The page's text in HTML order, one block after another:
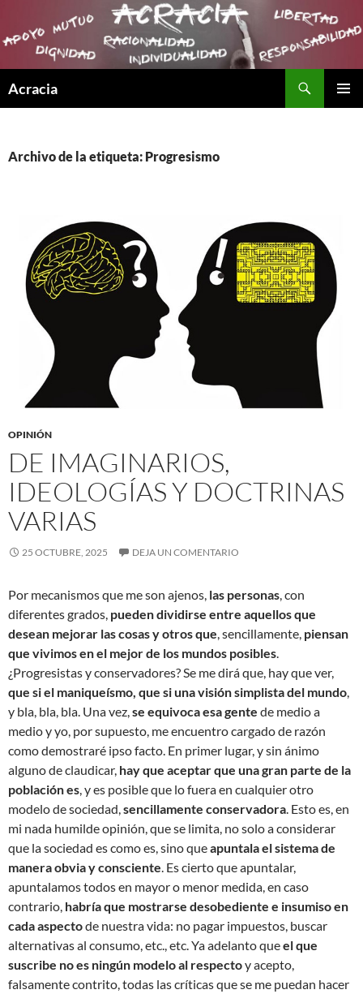
Acracia
Archivo de la etiqueta: Progresismo
OPINIÓN
DE IMAGINARIOS,
IDEOLOGÍAS Y DOCTRINAS
VARIAS
25 OCTUBRE, 2025 DEJA UN COMENTARIO
Por mecanismos que me son ajenos, las personas, con
diferentes grados, pueden dividirse entre aquellos que
desean mejorar las cosas y otros que, sencillamente, piensan
que vivimos en el mejor de los mundos posibles.
¿Progresistas y conservadores? Se me dirá que, hay que ver,
que si el maniqueísmo, que si una visión simplista del mundo,
y bla, bla, bla. Una vez,se equivoca esa gente de medio a
medio y yo, por supuesto, me encuentro cargado de razón
como demostraré ipso facto. En primer lugar, y sin ánimo
alguno de claudicar, hay que aceptar que una gran parte de la
población es, y es posible que lo fuera en cualquier otro
modelo de sociedad,sencillamente conservadora. Esto es, en
mi nada humilde opinión, que se limita, no solo a considerar
que la sociedad es como es, sino queapuntala el sistema de
manera obvia y consciente. Es cierto que apuntalar,
apuntalamos todos en mayor o menor medida, en caso
contrario, habría que mostrarse desobediente e insumiso en
cada aspectode nuestra vida: no pagar impuestos, buscar
alternativas al consumo, etc., etc. Ya adelanto queel que
suscribe no es ningún modelo al respectoy acepto,
falsamente contrito, todas las críticas que se me puedan hacer